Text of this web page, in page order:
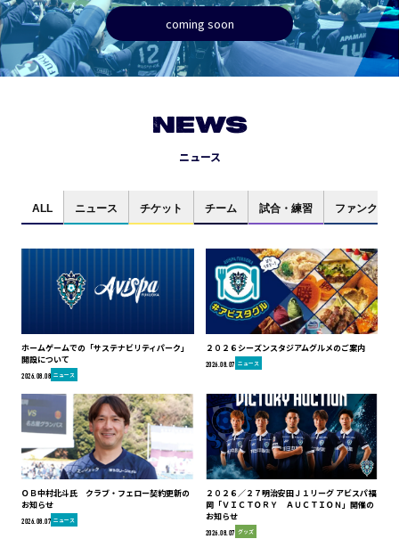
coming soon
NEWS
ニュース
ALL ニュース チケット チーム 試合・練習 ファンクラブ
ホームゲームでの「サステナビリティパーク」
開設について
2026.08.08 ニュース
２０２６シーズンスタジアムグルメのご案内
2026.08.07 ニュース
ＯＢ中村北斗氏 クラブ・フェロー契約更新の
お知らせ
2026.08.07 ニュース
２０２６／２７明治安田Ｊ１リーグ アビスパ福
岡「ＶＩＣＴＯＲＹ ＡＵＣＴＩＯＮ」開催の
お知らせ
2026.08.07 グッズ